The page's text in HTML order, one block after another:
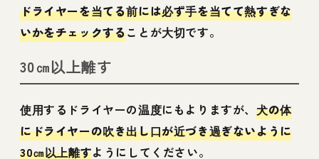
ドライヤーを当てる前には必ず手を当てて熱すぎな
いかをチェックすることが大切です。
30㎝以上離す
使用するドライヤーの温度にもよりますが、 犬の体
にドライヤーの吹き出し口が近づき過ぎないように
30㎝以上離すようにしてください。